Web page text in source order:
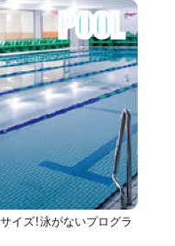
POOL
イズ！泳がないプログラ